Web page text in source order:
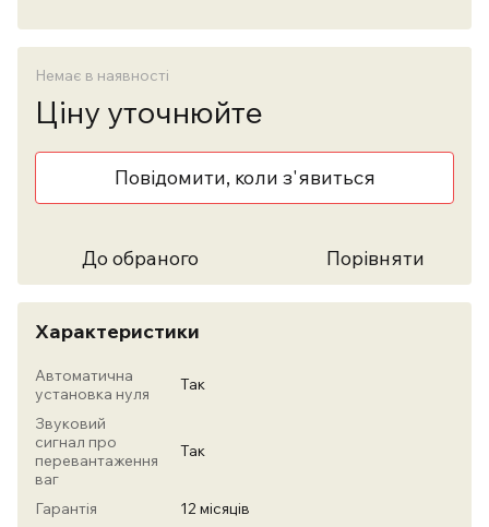
Немає в наявності
Ціну уточнюйте
Повідомити, коли з'явиться
До обраного Порівняти
Характеристики
Автоматична
установка нуля
Так
Звуковий
сигнал про
перевантаження
ваг
Так
Гарантія
12 місяців